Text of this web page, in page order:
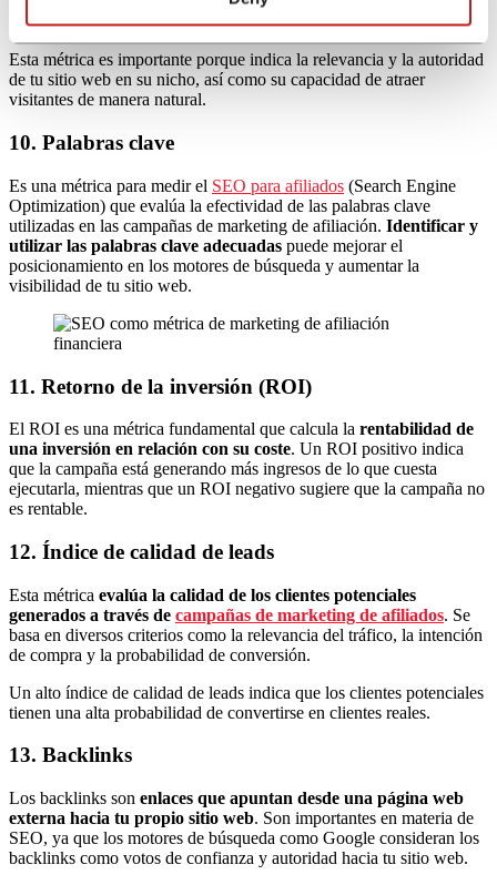
búsqueda orgánicos, es decir, sin pagar publicidad.
Esta métrica es importante porque indica la relevancia y la autoridad
de tu sitio web en su nicho, así como su capacidad de atraer
visitantes de manera natural.
10. Palabras clave
Es una métrica para medir el SEO para afiliados (Search Engine
Optimization) que evalúa la efectividad de las palabras clave
utilizadas en las campañas de marketing de afiliación. Identificar y
utilizar las palabras clave adecuadas puede mejorar el
posicionamiento en los motores de búsqueda y aumentar la
visibilidad de tu sitio web.
11. Retorno de la inversión (ROI)
El ROI es una métrica fundamental que calcula la rentabilidad de
una inversión en relación con su coste. Un ROI positivo indica
que la campaña está generando más ingresos de lo que cuesta
ejecutarla, mientras que un ROI negativo sugiere que la campaña no
es rentable.
12. Índice de calidad de leads
Esta métrica evalúa la calidad de los clientes potenciales
generados a través de campañas de marketing de afiliados. Se
basa en diversos criterios como la relevancia del tráfico, la intención
de compra y la probabilidad de conversión.
Un alto índice de calidad de leads indica que los clientes potenciales
tienen una alta probabilidad de convertirse en clientes reales.
13. Backlinks
Los backlinks son enlaces que apuntan desde una página web
externa hacia tu propio sitio web. Son importantes en materia de
SEO, ya que los motores de búsqueda como Google consideran los
backlinks como votos de confianza y autoridad hacia tu sitio web.